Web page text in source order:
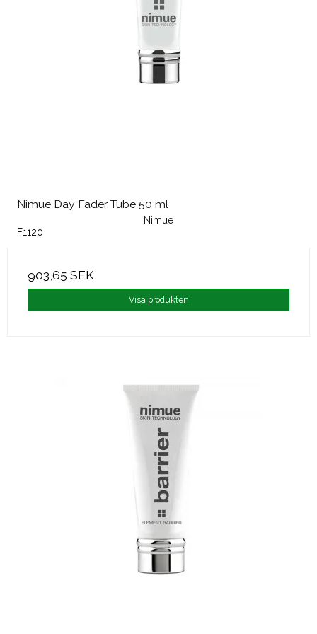
Nimue Day Fader Tube 50 ml
Nimue
F1120
903,65 SEK
Visa produkten